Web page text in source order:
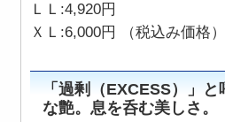
ＬＬ:4,920円
ＸＬ:6,000円 （税込み価格）
「過剰（EXCESS）」
な艶。息を呑む美しさ。